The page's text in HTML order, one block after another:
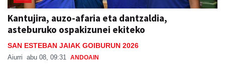
Kantujira, auzo-afaria eta dantzaldia,
asteburuko ospakizunei ekiteko
SAN ESTEBAN JAIAK GOIBURUN 2026
Aiurri abu 08, 09:31 ANDOAIN